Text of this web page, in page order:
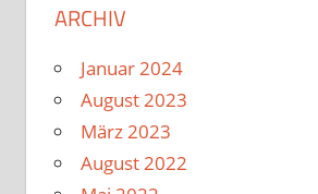
ARCHIV
Januar 2024
August 2023
März 2023
August 2022